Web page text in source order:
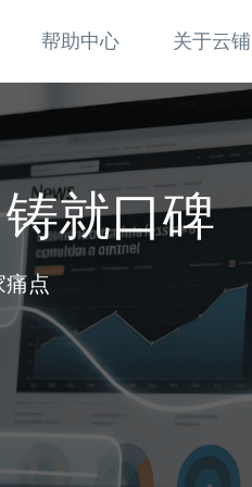
帮助中心 关于云铺
就口碑
痛点